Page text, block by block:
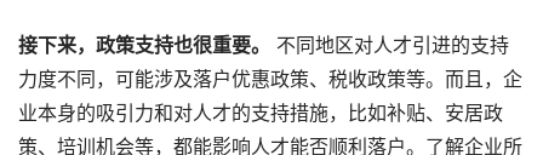
接下来，政策支持也很重要。
不同地区对人才引进的支持
力度不同，可能涉及落户优惠政策、税收政策等。而且，企
业本身的吸引力和对人才的支持措施，比如补贴、安居政
策、培训机会等，都能影响人才能否顺利落户。了解企业所